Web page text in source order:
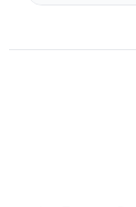
Bahasa